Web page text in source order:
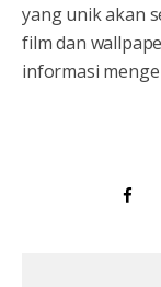
yang unik akan
film dan
informasi